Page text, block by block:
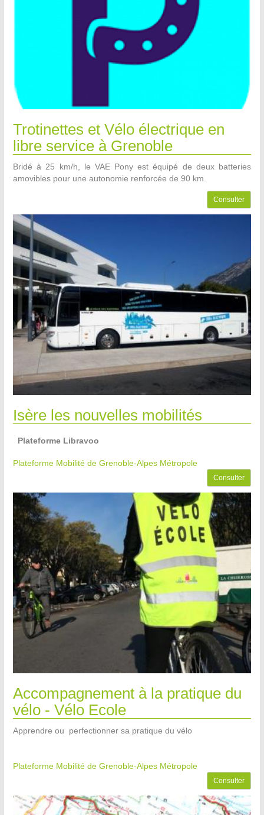
Trotinettes et Vélo électrique en
libre service à Grenoble
Bridé à 25 km/h, le VAE Pony est équipé de deux batteries
amovibles pour une autonomie renforcée de 90 km.
Consulter
Isère les nouvelles mobilités
Plateforme Libravoo
Plateforme Mobilité de Grenoble-Alpes Métropole
Consulter
Accompagnement à la pratique du
vélo - Vélo Ecole
Apprendre ou perfectionner sa pratique du vélo
Plateforme Mobilité de Grenoble-Alpes Métropole
Consulter